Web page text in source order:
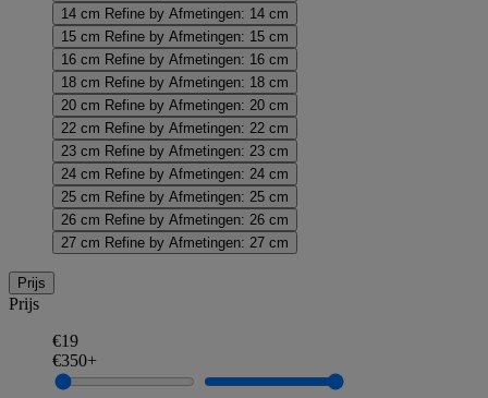
14 cm Refine by Afmetingen: 14 cm
15 cm Refine by Afmetingen: 15 cm
16 cm Refine by Afmetingen: 16 cm
18 cm Refine by Afmetingen: 18 cm
20 cm Refine by Afmetingen: 20 cm
22 cm Refine by Afmetingen: 22 cm
23 cm Refine by Afmetingen: 23 cm
24 cm Refine by Afmetingen: 24 cm
25 cm Refine by Afmetingen: 25 cm
26 cm Refine by Afmetingen: 26 cm
27 cm Refine by Afmetingen: 27 cm
Prijs
Prijs
€19
€350+